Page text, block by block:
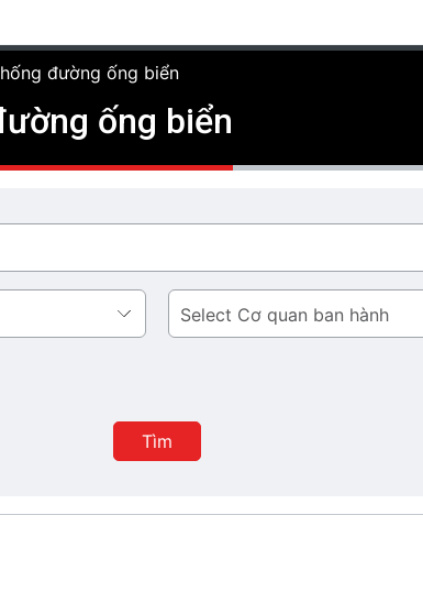
đường ống biển
ống biển
Cơ
quan
Tìm